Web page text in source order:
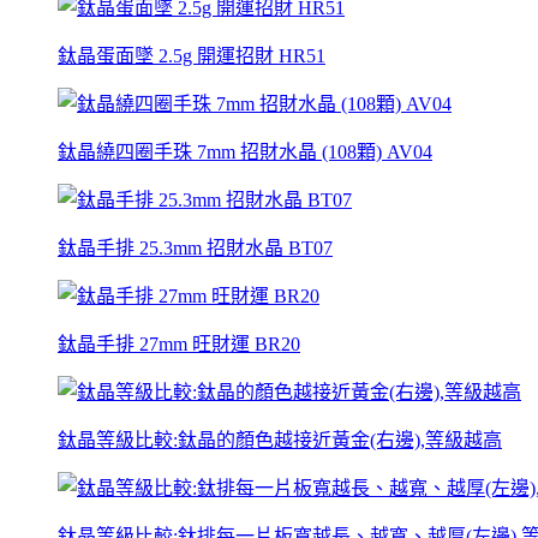
鈦晶蛋面墜 2.5g 開運招財 HR51
鈦晶繞四圈手珠 7mm 招財水晶 (108顆) AV04
鈦晶手排 25.3mm 招財水晶 BT07
鈦晶手排 27mm 旺財運 BR20
鈦晶等級比較:鈦晶的顏色越接近黃金(右邊),等級越高